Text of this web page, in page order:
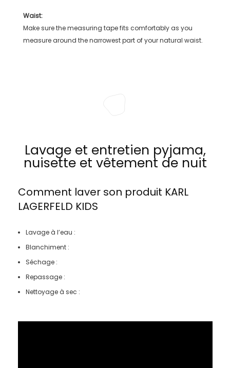
Waist:
Make sure the measuring tape fits comfortably as you
measure around the narrowest part of your natural waist.
Lavage et entretien pyjama,
nuisette et vêtement de nuit
Comment laver son produit KARL
LAGERFELD KIDS
Lavage à l’eau :
Blanchiment :
Séchage :
Repassage :
Nettoyage à sec :